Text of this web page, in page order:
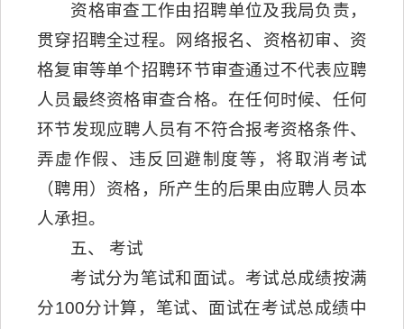
资格审查工作由招聘单位及我局负责，
贯穿招聘全过程。网络报名、资格初审、资
格复审等单个招聘环节审查通过不代表应聘
人员最终资格审查合格。在任何时候、任何
环节发现应聘人员有不符合报考资格条件、
弄虚作假、违反回避制度等，将取消考试
（聘用）资格，所产生的后果由应聘人员本
人承担。
五、 考试
考试分为笔试和面试。考试总成绩按满
分100分计算，笔试、面试在考试总成绩中